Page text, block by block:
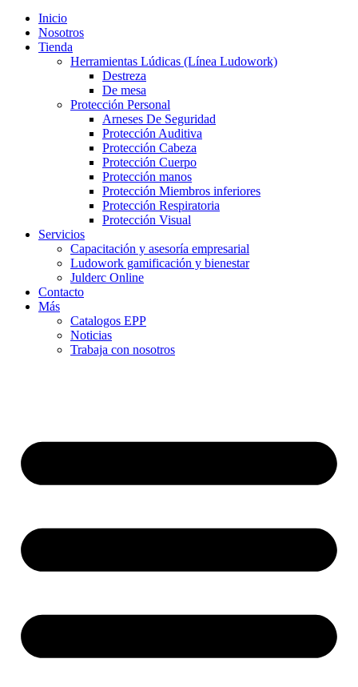
Inicio
Nosotros
Tienda
Herramientas Lúdicas (Línea Ludowork)
Destreza
De mesa
Protección Personal
Arneses De Seguridad
Protección Auditiva
Protección Cabeza
Protección Cuerpo
Protección manos
Protección Miembros inferiores
Protección Respiratoria
Protección Visual
Servicios
Capacitación y asesoría empresarial
Ludowork gamificación y bienestar
Julderc Online
Contacto
Más
Catalogos EPP
Noticias
Trabaja con nosotros